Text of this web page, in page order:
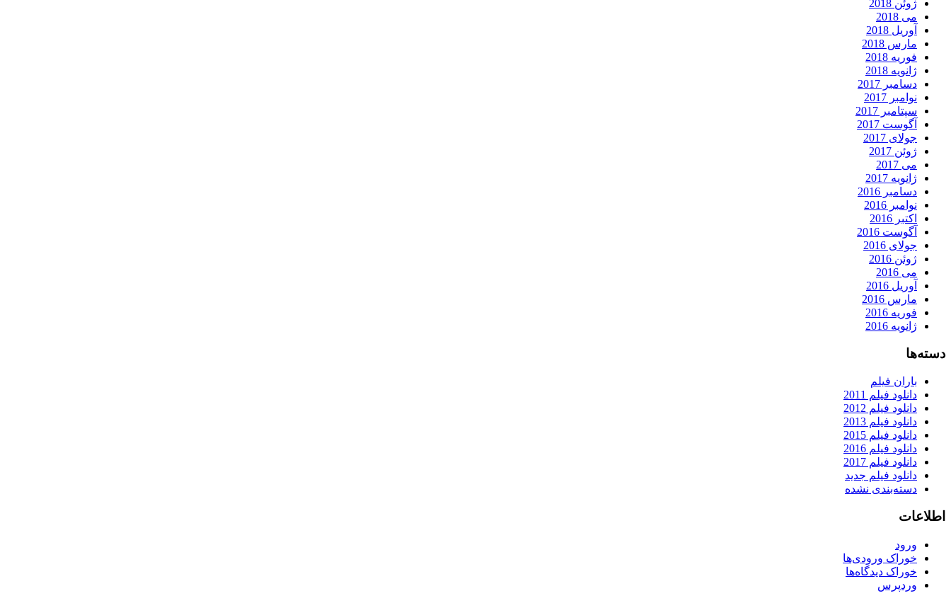
ژوئن 2018
می 2018
آوریل 2018
مارس 2018
فوریه 2018
ژانویه 2018
دسامبر 2017
نوامبر 2017
سپتامبر 2017
آگوست 2017
جولای 2017
ژوئن 2017
می 2017
ژانویه 2017
دسامبر 2016
نوامبر 2016
اکتبر 2016
آگوست 2016
جولای 2016
ژوئن 2016
می 2016
آوریل 2016
مارس 2016
فوریه 2016
ژانویه 2016
دسته‌ها
باران فیلم
دانلود فیلم 2011
دانلود فیلم 2012
دانلود فیلم 2013
دانلود فیلم 2015
دانلود فیلم 2016
دانلود فیلم 2017
دانلود فیلم جدید
دسته‌بندی نشده
اطلاعات
ورود
خوراک ورودی‌ها
خوراک دیدگاه‌ها
وردپرس